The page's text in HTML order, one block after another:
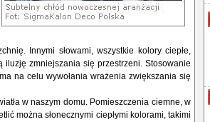
Innymi słowami, wszystkie kolory ciepłe,
iluzję zmniejszania się przestrzeni. Stosowanie
na celu wywołania wrażenia zwiększania się
w naszym domu. Pomieszczenia ciemne, w
można słonecznymi ciepłymi kolorami, takimi